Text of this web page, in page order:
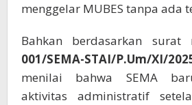
menggelar MUBES tanpa ada
Bahkan berdasarkan surat
001/SEMA-STAI/P.Um/XI/
menilai bahwa SEMA
aktivitas administratif